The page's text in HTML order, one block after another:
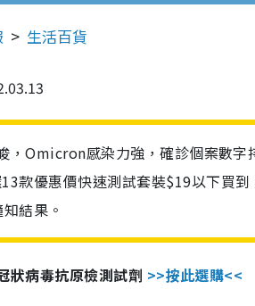
生活百貨
，Omicron感染力強，確診個案數
款優惠價快速測試套裝$19以下買
結果。
狀病毒抗原檢測試劑 >>按此選購<<